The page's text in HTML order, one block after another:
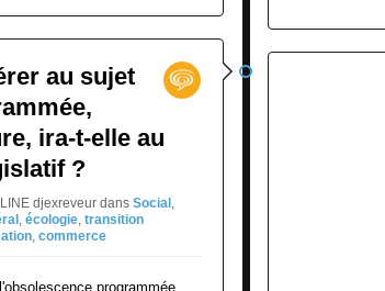
au sujet
ira-t-elle au
?
djexreveur dans Social ,
, écologie, transition
, commerce